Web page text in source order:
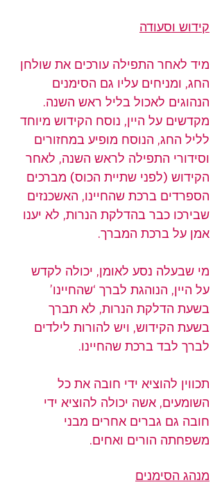
קידוש וסעודה
מיד לאחר התפילה עורכים את שולחן
החג, ומניחים עליו גם הסימנים
הנהוגים לאכול בליל ראש השנה.
מקדשים על היין, נוסח הקידוש מיוחד
לליל החג, הנוסח מופיע במחזורים
וסידורי התפילה לראש השנה, לאחר
הקידוש (לפני שתיית הכוס) מברכים
הספרדים ברכת שהחיינו, האשכנזים
שבירכו כבר בהדלקת הנרות, לא יענו
אמן על ברכת המברך.
מי שבעלה נסע לאומן, יכולה לקדש
על היין, הנוהגת לברך ‘שהחיינו’
בשעת הדלקת הנרות, לא תברך
בשעת הקידוש, ויש להורות לילדים
לברך לבד ברכת שהחיינו.
תכווין להוציא ידי חובה את כל
השומעים, אשה יכולה להוציא ידי
חובה גם גברים אחרים מבני
משפחתה הורים ואחים.
מנהג הסימנים